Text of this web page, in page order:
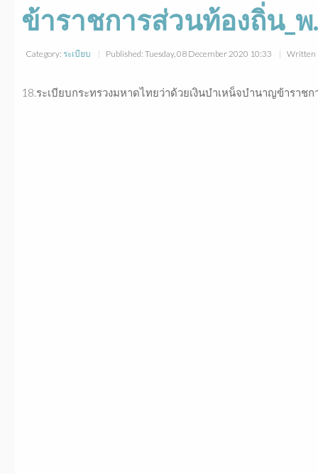
ข้าราชการส่วนท้องถิ่น_พ
Category: ระเบียบ Published: Tuesday, 08 December 2020 10:33 Written
18.ระเบียบกระทรวงมหาดไทยว่าด้วยเงินบำเหน็จบำนาญข้าราช